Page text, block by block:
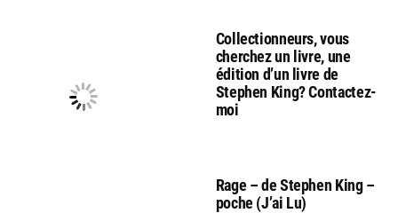
Collectionneurs, vous
cherchez un livre, une
édition d’un livre de
Stephen King? Contactez-
moi
Rage – de Stephen King –
poche (J’ai Lu)